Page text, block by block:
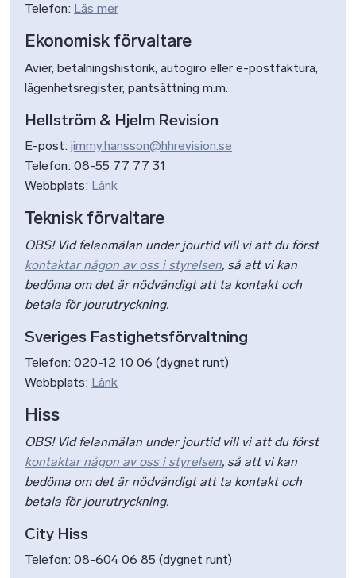
Telefon: Läs mer
Ekonomisk förvaltare
Avier, betalningshistorik, autogiro eller e-postfaktura,
lägenhetsregister, pantsättning m.m.
Hellström & Hjelm Revision
E-post: jimmy.hansson@hhrevision.se
Telefon: 08-55 77 77 31
Webbplats: Länk
Teknisk förvaltare
OBS! Vid felanmälan under jourtid vill vi att du först
kontaktar någon av oss i styrelsen, så att vi kan
bedöma om det är nödvändigt att ta kontakt och
betala för jourutryckning.
Sveriges Fastighetsförvaltning
Telefon: 020-12 10 06 (dygnet runt)
Webbplats: Länk
Hiss
OBS! Vid felanmälan under jourtid vill vi att du först
kontaktar någon av oss i styrelsen, så att vi kan
bedöma om det är nödvändigt att ta kontakt och
betala för jourutryckning.
City Hiss
Telefon: 08-604 06 85 (dygnet runt)